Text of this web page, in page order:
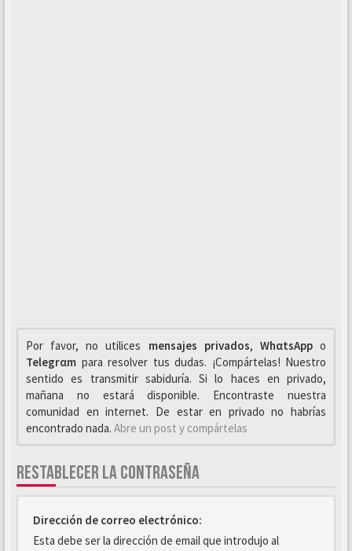
Por favor, no utilices mensajes privados, WhαtsAppo
Telegrαm para resolver tus dudas. ¡Compártelas! Nuestro
sentido es transmitir sabiduría. Si lo haces en privado,
mañana no estará disponible. Encontraste nuestra
comunidad en internet. De estar en privado no habrías
encontrado nada. Abre un post y compártelas
RESTABLECER LA CONTRASEÑA
Dirección de correo electrónico:
Esta debe ser la dirección de email que introdujo al